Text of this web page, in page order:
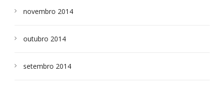
novembro 2014
outubro 2014
setembro 2014